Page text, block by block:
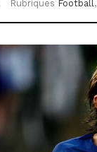
Rubriques Football,